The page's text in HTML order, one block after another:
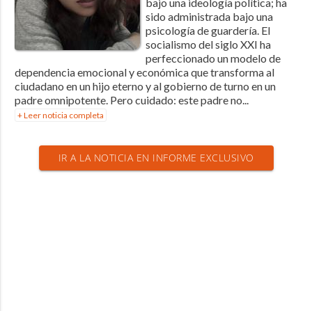
sido administrada bajo una
psicología de guardería. El
socialismo del siglo XXI ha
perfeccionado un modelo de
dependencia emocional y económica que transforma al
ciudadano en un hijo eterno y al gobierno de turno en un
padre omnipotente. Pero cuidado: este padre no...
+ Leer noticia completa
IR A LA NOTICIA EN INFORME EXCLUSIVO